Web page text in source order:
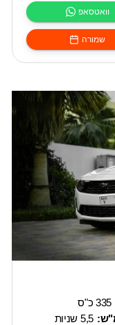
וואטסאפ
שמורה
335 כ"ס
5,5 שניות